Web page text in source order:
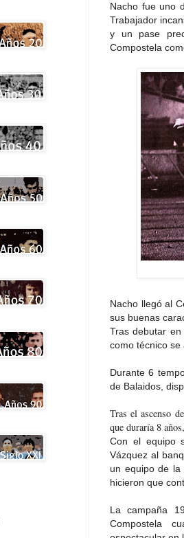
Nacho fue uno
Trabajador
y un pase
Compostela
Nacho llegó al
sus buenas
Tras debutar
como técnico
Durante 6
de Balaidos,
Tras el ascenso
que duraría 8
Con el equipo
Vázquez al
un equipo de la
hicieron que
La campaña
Compostela